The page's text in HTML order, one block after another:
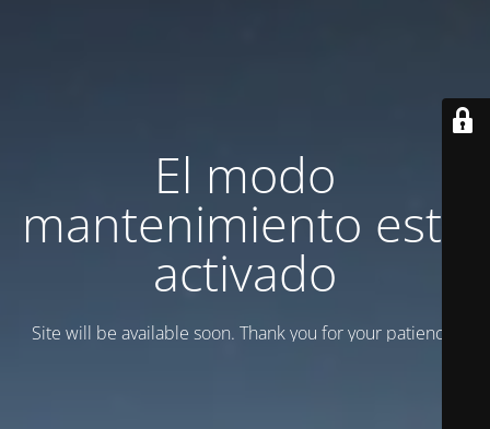
El modo
mantenimiento está
activado
Site will be available soon. Thank you for your patience!